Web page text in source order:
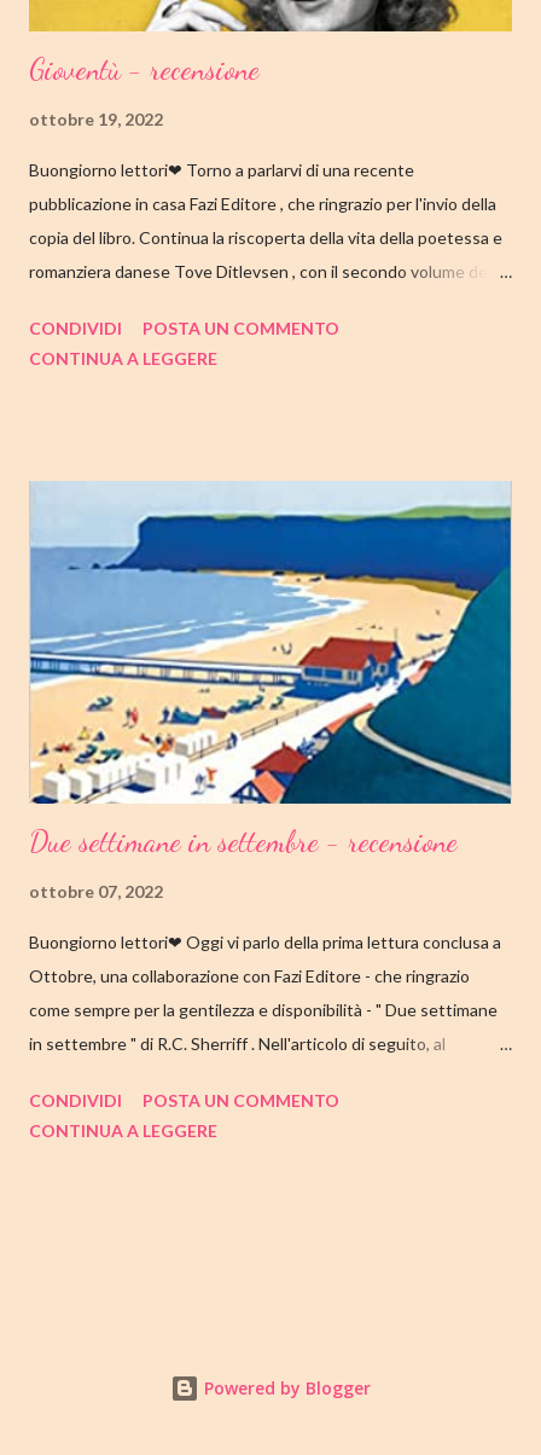
Gioventù - recensione
ottobre 19, 2022
Buongiorno lettori❤ Torno a parlarvi di una recente
pubblicazione in casa Fazi Editore , che ringrazio per l'invio della
copia del libro. Continua la riscoperta della vita della poetessa e
romanziera danese Tove Ditlevsen , con il secondo volume della
come sempre, trovate tutte le mie impressioni al suo termine.
14.25/EBOOK 8.99 Link Amazon TRAMA Dopo "Infanzia", il
secondo capitolo della trilogia di Copenaghen, grande classico
della letteratura danese oggi riscoperto e acclamato a livello
internazionale. La piccola Tove è cresciuta in fretta: costretta ad
abbandonare la scuola molto presto, a quattordici anni compie i
primi passi nel mondo del lavoro. Indossato il vestito buono e
infilato il ...
CONDIVIDI
POSTA UN COMMENTO
CONTINUA A LEGGERE
Due settimane in settembre - recensione
ottobre 07, 2022
Buongiorno lettori❤ Oggi vi parlo della prima lettura conclusa a
Ottobre, una collaborazione con Fazi Editore - che ringrazio
come sempre per la gentilezza e disponibilità - " Due settimane
in settembre " di R.C. Sherriff . Nell'articolo di seguito, al
TITOLO: DUE SETTIMANE IN SETTEMBRE AUTORE: R.C.
accompagnati dai tre figli, alloggiano nella stessa pensione e
CONDIVIDI
POSTA UN COMMENTO
CONTINUA A LEGGERE
Powered by Blogger